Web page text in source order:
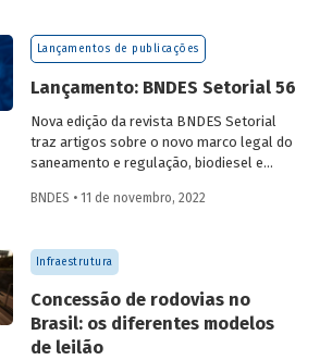
Lançamentos de publicações
Lançamento: BNDES Setorial 56
Nova edição da revista BNDES Setorial
traz artigos sobre o novo marco legal do
saneamento e regulação, biodiesel e
leasing de aeronaves no setor de
BNDES • 11 de novembro, 2022
Infraestrutura
Concessão de rodovias no
Brasil: os diferentes modelos
de leilão